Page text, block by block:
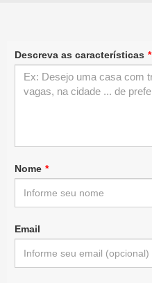
Descreva as características *
Nome *
Email